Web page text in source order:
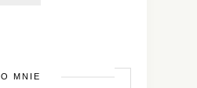
O MNIE